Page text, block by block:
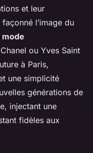
et leur
l’image du
ou Yves Saint
à Paris,
une simplicité
générations de
injectant une
fidèles aux